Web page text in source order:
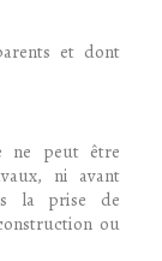
et dont
ne peut être
ni avant
la prise de
ou